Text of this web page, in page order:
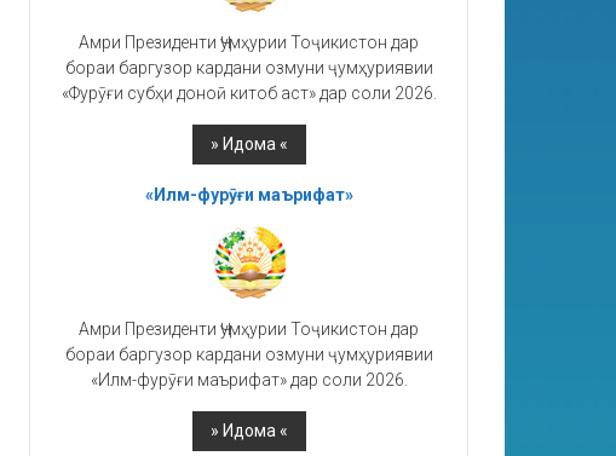
Амри Президенти Ҷумҳурии Тоҷикистон дар
бораи баргузор кардани озмуни ҷумҳуриявии
«Фурӯғи субҳи доноӣ китоб аст» дар соли 2026.
«Илм-фурӯғи маърифат»
Амри Президенти Ҷумҳурии Тоҷикистон дар
бораи баргузор кардани озмуни ҷумҳуриявии
«Илм-фурӯғи маърифат» дар соли 2026.